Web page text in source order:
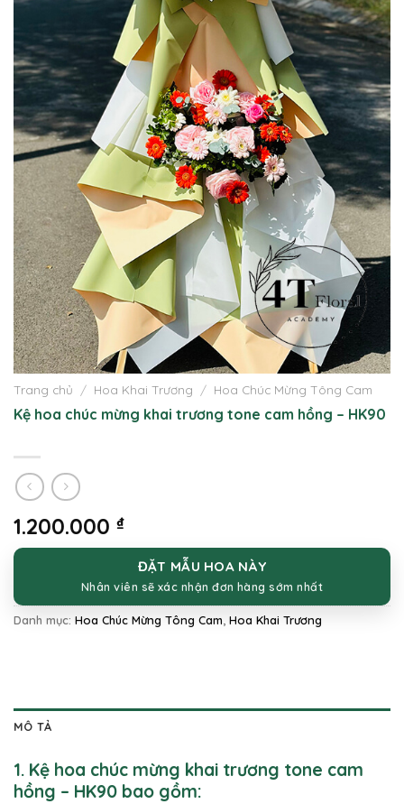
Trang chủ / Hoa Khai Trương / Hoa Chúc Mừng Tông Cam
Kệ hoa chúc mừng khai trương tone cam hồng – HK90
1.200.000 ₫
ĐẶT MẪU HOA NÀY
Nhân viên sẽ xác nhận đơn hàng sớm nhất
Danh mục: Hoa Chúc Mừng Tông Cam, Hoa Khai Trương
MÔ TẢ
1. Kệ hoa chúc mừng khai trương tone cam
hồng – HK90 bao gồm: